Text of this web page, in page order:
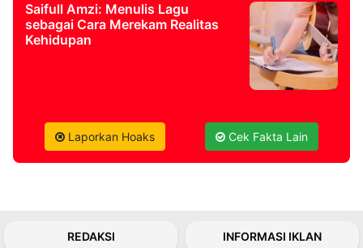
Kabarbaru
Saifull Amzi: Menulis Lagu
sebagai Cara Merekam Realitas
Kehidupan
Laporkan Hoaks Cek Fakta Lain
REDAKSI INFORMASI IKLAN